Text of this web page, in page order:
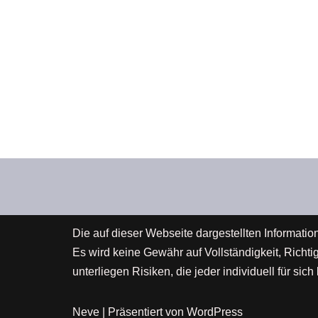
Die auf dieser Webseite dargestellten
Es wird keine Gewähr auf Vollständigkeit,
unterliegen Risiken, die jeder individuell für
Neve | Präsentiert von WordPress